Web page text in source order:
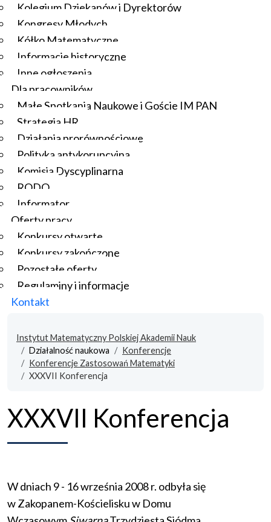
Kolegium Dziekanów i Dyrektorów
Kongresy Młodych
Kółko Matematyczne
Informacje historyczne
Inne ogłoszenia
Dla pracowników
Małe Spotkania Naukowe i Goście IM PAN
Strategia HR
Działania prorównościowe
Polityka antykorupcyjna
Komisja Dyscyplinarna
RODO
Informator
Oferty pracy
Konkursy otwarte
Konkursy zakończone
Pozostałe oferty
Regulaminy i informacje
Kontakt
Instytut Matematyczny Polskiej Akademii Nauk
Działalność naukowa
Konferencje
Konferencje Zastosowań Matematyki
XXXVII Konferencja
XXXVII Konferencja
W dniach 9 - 16 września 2008 r. odbyła się
w Zakopanem-Kościelisku w Domu